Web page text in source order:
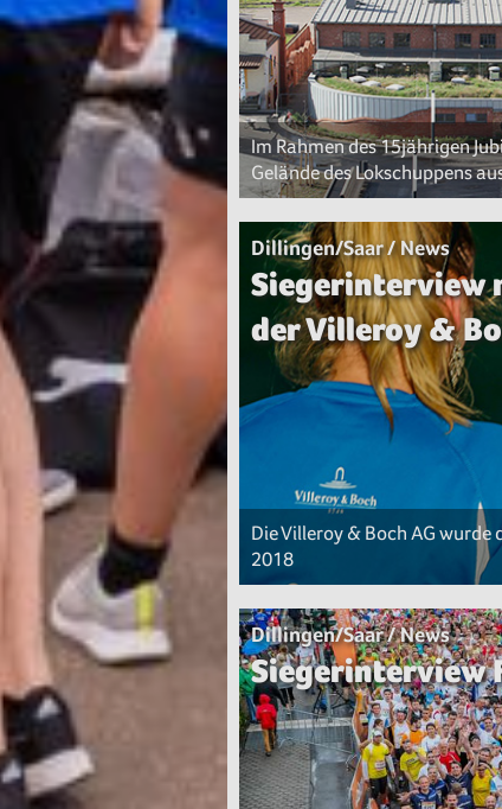
Im Rahmen des 15jährigen
Gelände des Lokschuppens
Dillingen/Saar / News
Siegerinterview
der Villeroy &
Die Villeroy & Boch AG wurde
2018
Dillingen/Saar / News
Siegerinterview